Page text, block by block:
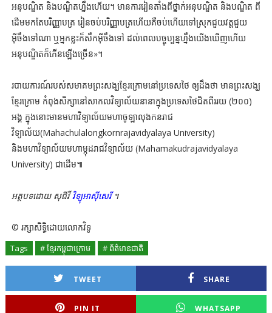
អនុបណ្ឌិត និង​បណ្ឌិត​ហ្នឹង​ហើយ។ មាន​ការ​រៀន​តាំង​ពី​ថ្នាក់​អនុបណ្ឌិត និង​បណ្ឌិត ពី​
ដើម​មក​តែ​បរិញ្ញាបត្រ រៀន​ចប់​បរិញ្ញាបត្រ​ហើយ​គឺ​ចប់​ហើយ​ទៅ​ស្រុក​ជួយ​វត្ត​ជួយ​
អ៊ីចឹង​ទៅ​ណា ឬ​អ្នក​ខ្លះ​ក៏​សឹក​អ៊ីចឹង​ទៅ ដល់​ពេល​បច្ចុប្បន្ន​ហ្នឹង​យើង​ឃើញ​ហើយ
អនុបណ្ឌិត​ក៏​កើន​ឡើង​ច្រើន»។
របាយការណ៍​របស់​សមាគម​ព្រះសង្ឃ​ខ្មែរ​ក្រោម​នៅ​ប្រទេស​ថៃ ឲ្យដឹង​ថា មាន​ព្រះសង្ឃ​
ខ្មែរ​ក្រោម កំពុង​សិក្សា​នៅ​សាកលវិទ្យាល័យ​នានា​ក្នុង​ប្រទេស​ថៃ​ជិត​ពីរ​រយ​ (២០០)
អង្គ ក្នុង​នោះ​មាន​មហាវិទ្យាល័យ​មហាចូឡាលុងកនរាជ
វិទ្យាល័យ(Mahachulalongkornrajavidyalaya University)
និងមហាវិទ្យាល័យមហាម្កុដរាជវិទ្យាល័យ (Mahamakudrajavidyalaya
University) ជាដើម៕
អត្ថបទដោយ សុជីវីវិទ្យុអាស៊ីសេរី។
© រក្សាសិទ្ធិដោយលោកវិទូ
Tags # ខ្មែរកម្ពុជាក្រោម # ព័ត៌មានជាតិ
TWEET SHARE
PIN IT WHATSAPP